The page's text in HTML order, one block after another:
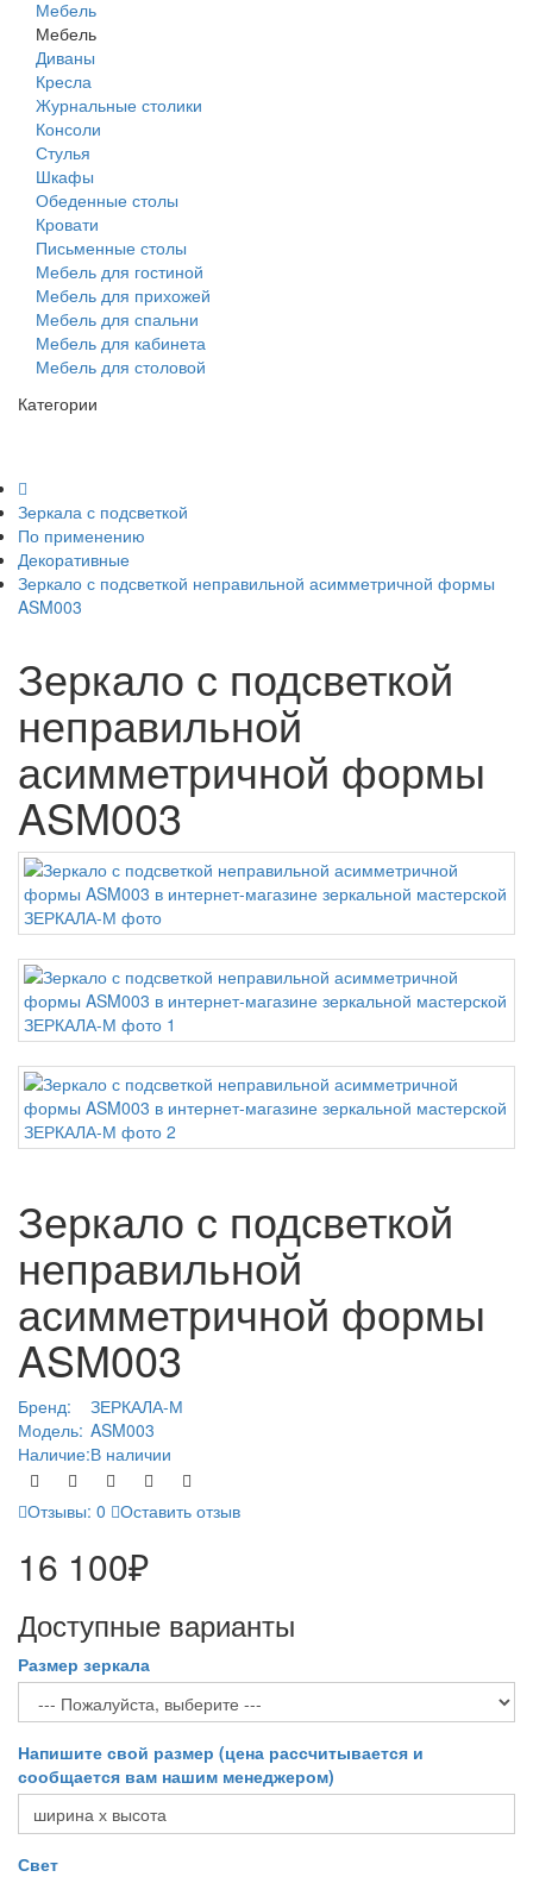
Мебель
Мебель
Диваны
Кресла
Журнальные столики
Консоли
Стулья
Шкафы
Обеденные столы
Кровати
Письменные столы
Мебель для гостиной
Мебель для прихожей
Мебель для спальни
Мебель для кабинета
Мебель для столовой
Категории
Зеркала с подсветкой
По применению
Декоративные
Зеркало с подсветкой неправильной асимметричной формы
ASM003
Зеркало с подсветкой
неправильной
асимметричной формы
ASM003
Зеркало с подсветкой
неправильной
асимметричной формы
ASM003
Бренд:
ЗЕРКАЛА-М
Модель: ASM003
Наличие:В наличии
Отзывы: 0 Оставить отзыв
16 100₽
Доступные варианты
Размер зеркала
Напишите свой размер (цена рассчитывается и
сообщается вам нашим менеджером)
Свет